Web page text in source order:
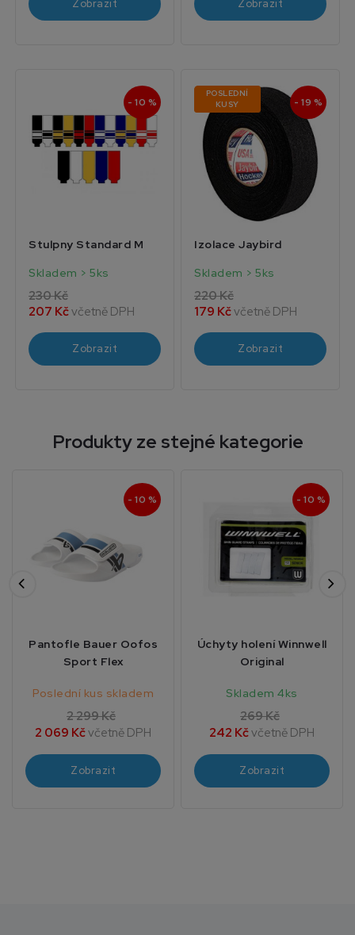
Zobrazit Zobrazit
- 10 %
Stulpny Standard M
Skladem > 5ks
230 Kč
207 Kčvčetně DPH
Zobrazit
POSLEDNÍ
KUSY
- 19 %
Izolace Jaybird
Skladem > 5ks
220 Kč
179 Kčvčetně DPH
Zobrazit
Produkty ze stejné kategorie
- 10 %
Pantofle Bauer Oofos
Sport Flex
Poslední kus skladem
2 299 Kč
2 069 Kčvčetně DPH
Zobrazit
- 10 %
Úchyty holení Winnwell
Original
Skladem 4ks
269 Kč
242 Kčvčetně DPH
Zobrazit